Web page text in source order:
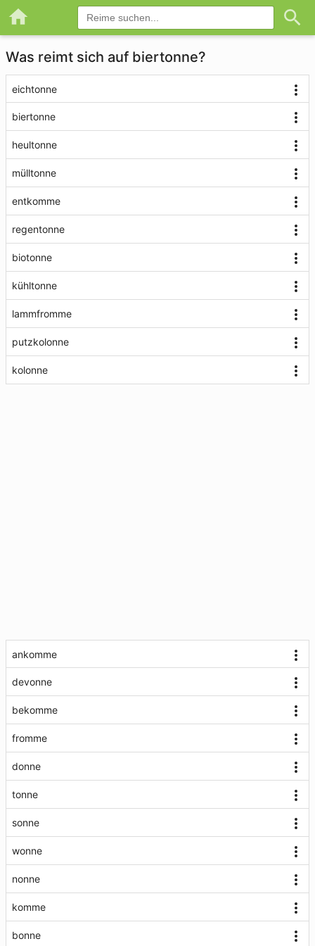
Was reimt sich auf biertonne?
eichtonne
biertonne
heultonne
mülltonne
entkomme
regentonne
biotonne
kühltonne
lammfromme
putzkolonne
kolonne
ankomme
devonne
bekomme
fromme
donne
tonne
sonne
wonne
nonne
komme
bonne